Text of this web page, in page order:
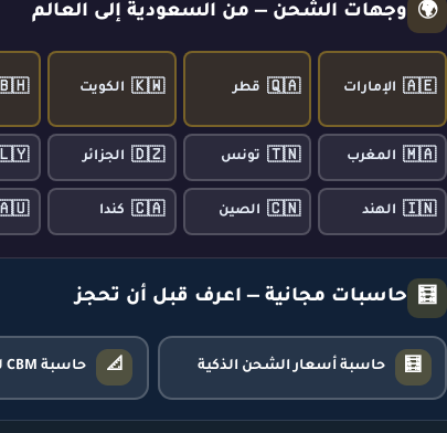
🌍 وجهات الشحن — من السعودية إلى العالم
🇦🇪 الإمارات 🇶🇦 قطر 🇰🇼 الكويت
🇲🇦 المغرب 🇹🇳 تونس 🇩🇿 الجزائر
🇮🇳 الهند 🇨🇳 الصين 🇨🇦 كندا
🧮 حاسبات مجانية — اعرف قبل أن تحجز
🧮 حاسبة أسعار الشحن الذكية 📐 حاسبة CBM للحاويات